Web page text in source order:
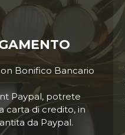
Bonifico Bancario
Paypal, potrete
carta di credito, in
da Paypal.